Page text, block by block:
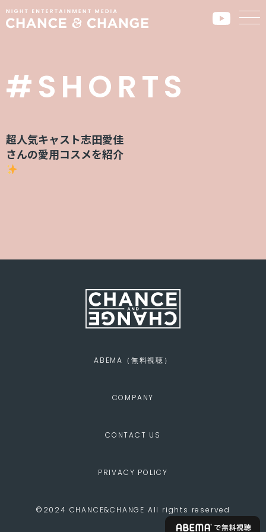
#SHORTS
超人気キャスト志田愛佳
さんの愛用コスメを紹介
ABEMA（無料視聴）
COMPANY
CONTACT US
PRIVACY POLICY
©2024 CHANCE&CHANGE All rights reserved